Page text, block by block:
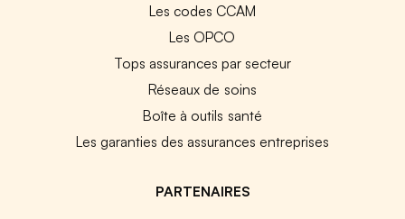
Les codes CCAM
Les OPCO
Tops assurances par secteur
Réseaux de soins
Boîte à outils santé
Les garanties des assurances entreprises
PARTENAIRES